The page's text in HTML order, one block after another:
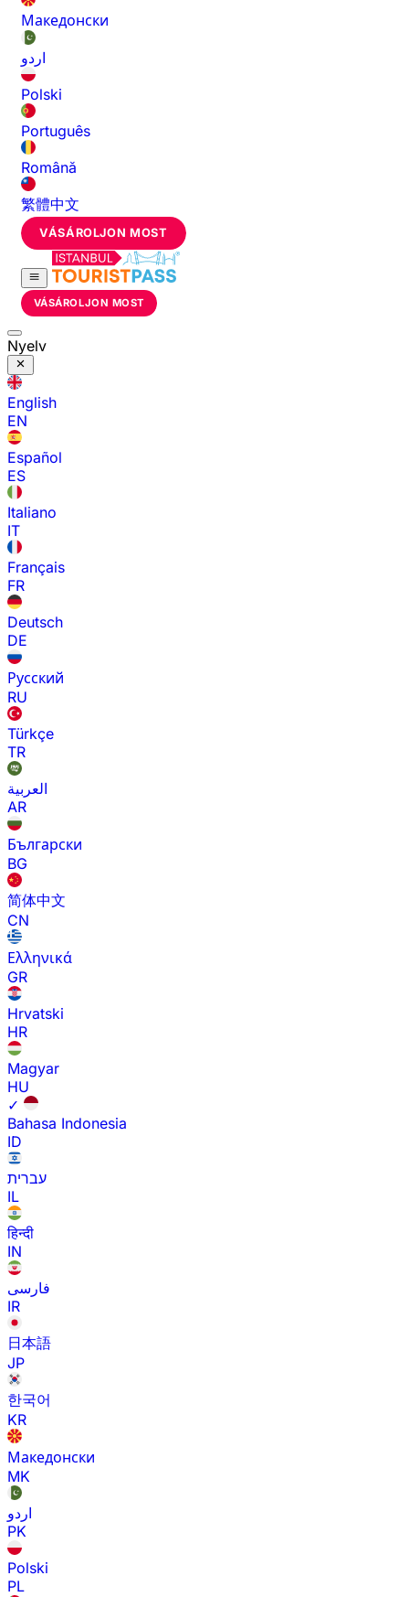
Македонски
اردو
Polski
Português
Română
繁體中文
VÁSÁROLJON MOST
VÁSÁROLJON MOST
Nyelv
English
EN
Español
ES
Italiano
IT
Français
FR
Deutsch
DE
Русский
RU
Türkçe
TR
العربية
AR
Български
BG
简体中文
CN
Ελληνικά
GR
Hrvatski
HR
Magyar
HU
✓
Bahasa Indonesia
ID
עברית
IL
हिन्दी
IN
فارسی
IR
日本語
JP
한국어
KR
Македонски
MK
اردو
PK
Polski
PL